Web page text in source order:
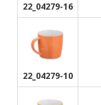
22_04279-16
22_04279-10